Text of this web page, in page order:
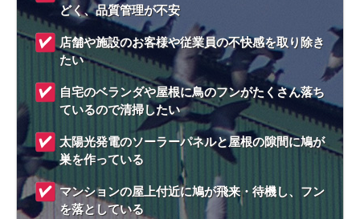
どく、品質管理が不安
店舗や施設のお客様や従業員の不快感を取り除き
たい
自宅のベランダや屋根に鳥のフンがたくさん落ち
ているので清掃したい
太陽光発電のソーラーパネルと屋根の隙間に鳩が
巣を作っている
マンションの屋上付近に鳩が飛来・待機し、フン
を落としている